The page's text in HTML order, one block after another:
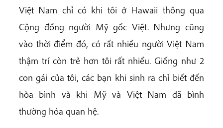
Việt Nam chỉ có khi tôi ở Hawaii thông qua
Cộng đồng người Mỹ gốc Việt. Nhưng cũng
vào thời điểm đó, có rất nhiều người Việt Nam
thậm trí còn trẻ hơn tôi rất nhiều. Giống như 2
con gái của tôi, các bạn khi sinh ra chỉ biết đến
hòa bình và khi Mỹ và Việt Nam đã bình
thường hóa quan hệ.